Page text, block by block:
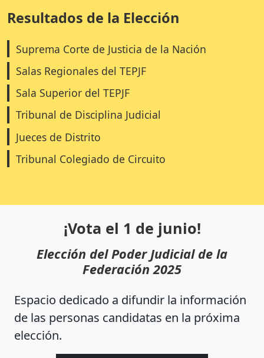
Resultados de la Elección
Suprema Corte de Justicia de la Nación
Salas Regionales del TEPJF
Sala Superior del TEPJF
Tribunal de Disciplina Judicial
Jueces de Distrito
Tribunal Colegiado de Circuito
¡Vota el 1 de junio!
Elección del Poder Judicial de la
Federación 2025
Espacio dedicado a difundir la información
de las personas candidatas en la próxima
elección.